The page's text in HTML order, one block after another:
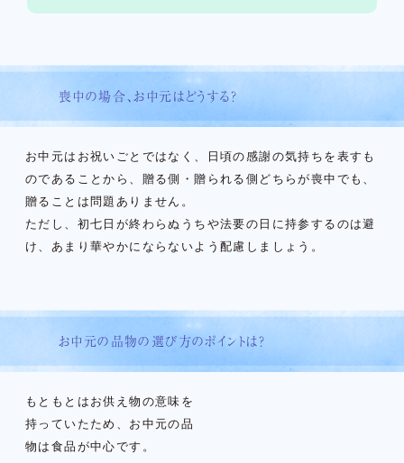
喪中の場合、お中元はどうする？
お中元はお祝いごとではなく、日頃の感謝の気持ちを表すも
のであることから、贈る側・贈られる側どちらが喪中でも、
贈ることは問題ありません。
ただし、初七日が終わらぬうちや法要の日に持参するのは避
け、あまり華やかにならないよう配慮しましょう。
お中元の品物の選び方のポイントは？
もともとはお供え物の意味を
持っていたため、お中元の品
物は食品が中心です。